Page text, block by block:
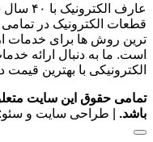
عارف
قطعات الکترونیک در تمامی
ترین روش ها برای خدمات
است. ما به دنبال ارائه
الکترونیکی با بهترین
تمامی حقوق این سایت
باشد. | طراحی سایت و سئو: